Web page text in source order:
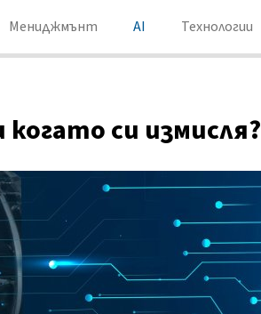
Мениджмънт AI Технологии
си измисля?